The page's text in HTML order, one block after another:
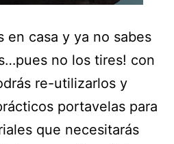
en casa y ya no sabes
no los tires! con
re-utilizarlos y
portavelas para
que necesitarás